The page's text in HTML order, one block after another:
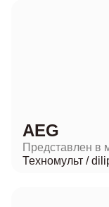
AEG
Представлен в
Техномульт /